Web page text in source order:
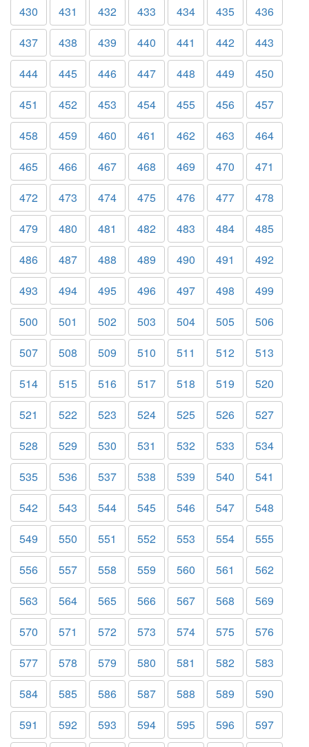
430 431 432 433 434 435
436
437
438 439 440 441 442
443
444
445 446 447 448 449
450
451
452 453 454 455 456
457
458
459 460 461 462 463
464
465
466 467 468 469 470
471
472
473 474 475 476 477
478
479
480 481 482 483 484
485
486
487 488 489 490 491
492
493
494 495 496 497 498
499
500
501 502 503 504 505
506
507
508 509 510 511 512
513
514
515 516 517 518 519
520
521
522 523 524 525 526
527
528
529 530 531 532 533
534
535
536 537 538 539 540
541
542
543 544 545 546 547
548
549
550 551 552 553 554
555
556
557 558 559 560 561
562
563
564 565 566 567 568
569
570
571 572 573 574 575
576
577
578 579 580 581 582
583
584
585 586 587 588 589
590
591
592 593 594 595 596
597